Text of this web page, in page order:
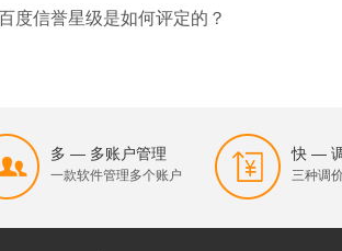
度信誉星级是如何评定的？
多 — 多账户管理
一款软件管理多个账户
快 —
三种调